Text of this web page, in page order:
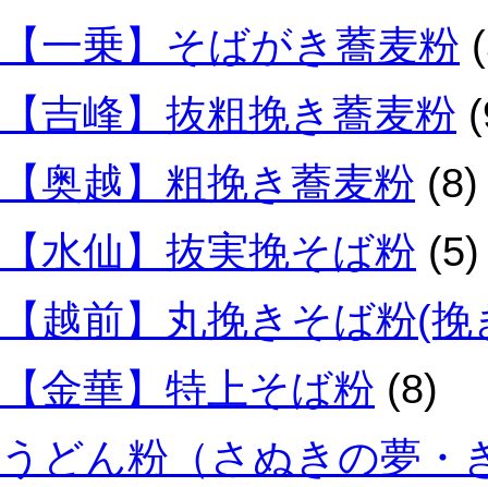
【一乗】そばがき蕎麦粉
【吉峰】抜粗挽き蕎麦粉
【奥越】粗挽き蕎麦粉 (8)
【水仙】抜実挽そば粉 (5)
【越前】丸挽きそば粉(
【金華】特上そば粉 (8)
うどん粉（さぬきの夢・